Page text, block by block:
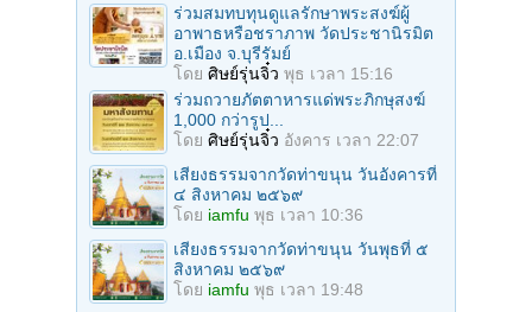
ร่วมสมทบทุนดูแลรักษาพระสงฆ์ผู้
อาพาธหรือชราภาพ วัดประชานิรมิต
อ.เมือง จ.บุรีรัมย์
โดย ศิษย์รุ่นจิ๋ว พุธ เวลา 15:16
ร่วมถวายภัตตาหารแด่พระภิกษุสงฆ์
1,000 กว่ารูป...
โดย ศิษย์รุ่นจิ๋ว อังคาร เวลา 22:07
เสียงธรรมจากวัดท่าขนุน วันอังคารที่
๔ สิงหาคม ๒๕๖๙
โดย iamfu พุธ เวลา 10:36
เสียงธรรมจากวัดท่าขนุน วันพุธที่ ๕
สิงหาคม ๒๕๖๙
โดย iamfu พุธ เวลา 19:48